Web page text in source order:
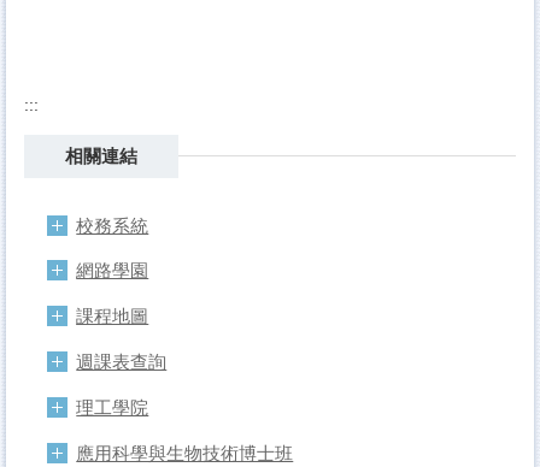
:::
相關連結
校務系統
網路學園
課程地圖
週課表查詢
理工學院
應用科學與生物技術博士班